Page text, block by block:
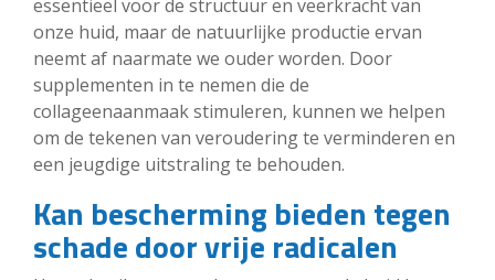
essentieel voor de structuur en veerkracht van
onze huid, maar de natuurlijke productie ervan
neemt af naarmate we ouder worden. Door
supplementen in te nemen die de
collageenaanmaak stimuleren, kunnen we helpen
om de tekenen van veroudering te verminderen en
een jeugdige uitstraling te behouden.
Kan bescherming bieden tegen
schade door vrije radicalen